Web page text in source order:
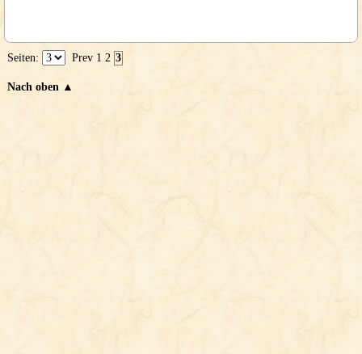
Seiten: Prev 1 2 3
Nach oben ▲